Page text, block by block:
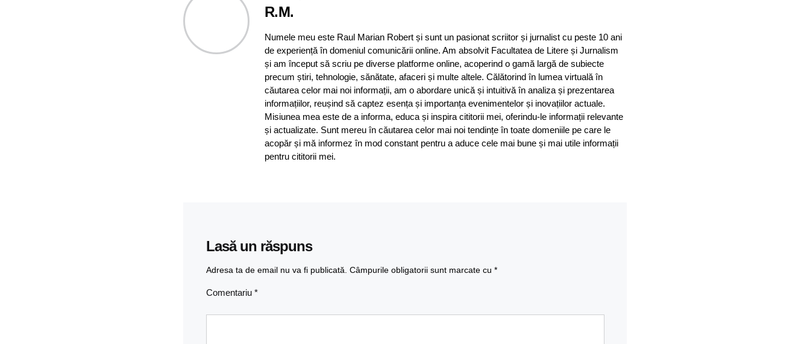
R.M.
Numele meu este Raul Marian Robert și sunt un pasionat scriitor și jurnalist cu peste 10 ani
de experiență în domeniul comunicării online. Am absolvit Facultatea de Litere și Jurnalism
și am început să scriu pe diverse platforme online, acoperind o gamă largă de subiecte
precum știri, tehnologie, sănătate, afaceri și multe altele. Călătorind în lumea virtuală în
căutarea celor mai noi informații, am o abordare unică și intuitivă în analiza și prezentarea
informațiilor, reușind să captez esența și importanța evenimentelor și inovațiilor actuale.
Misiunea mea este de a informa, educa și inspira cititorii mei, oferindu-le informații relevante
și actualizate. Sunt mereu în căutarea celor mai noi tendințe în toate domeniile pe care le
acopăr și mă informez în mod constant pentru a aduce cele mai bune și mai utile informații
pentru cititorii mei.
Lasă un răspuns
Adresa ta de email nu va fi publicată. Câmpurile obligatorii sunt marcate cu *
Comentariu *